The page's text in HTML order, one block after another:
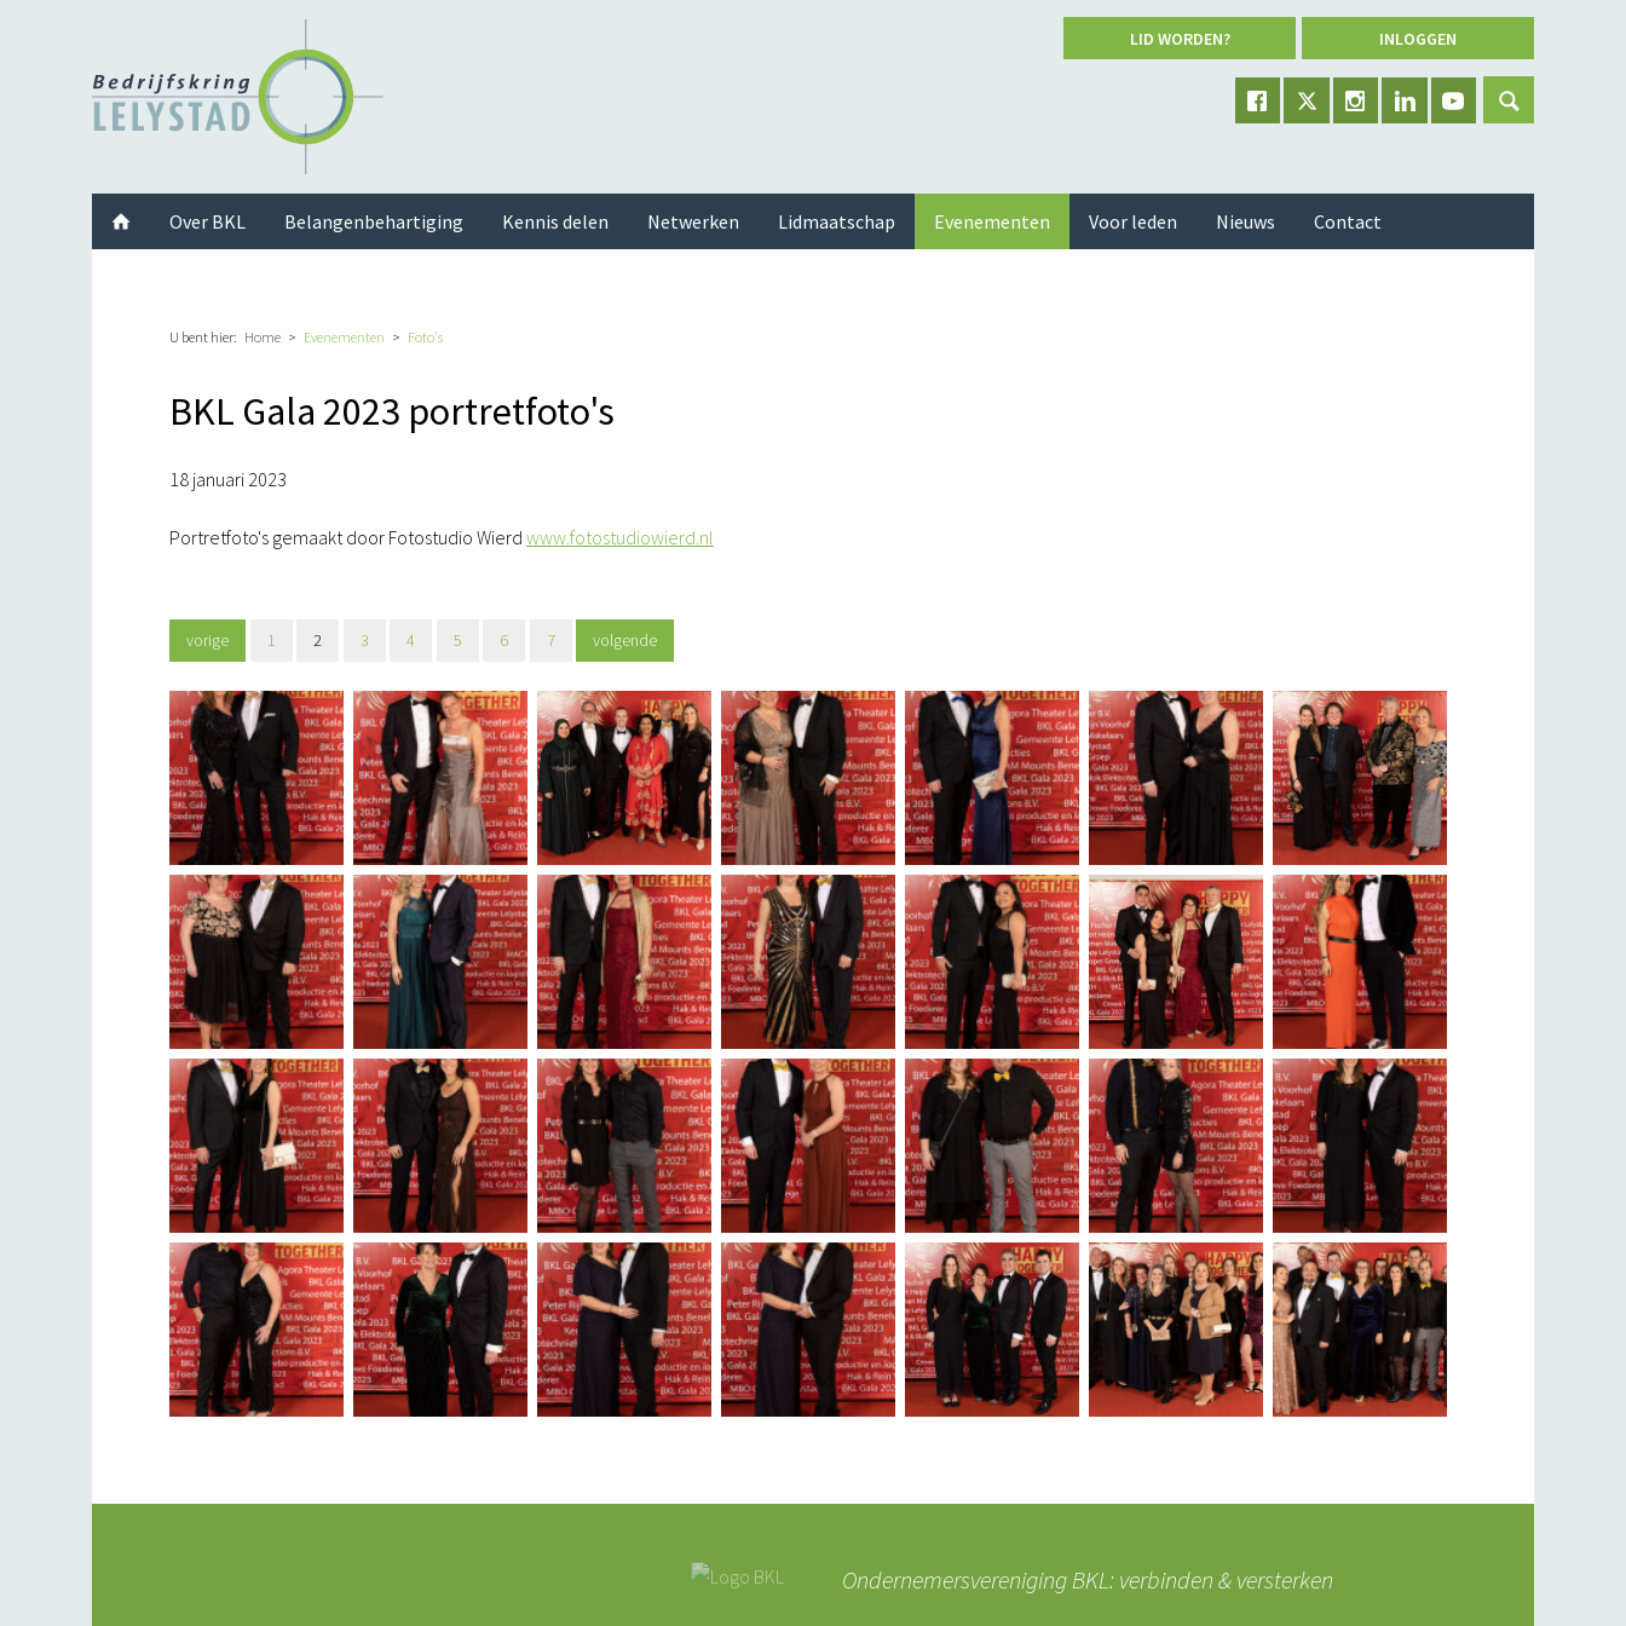
Twitter InstagramLinkedInYoutube
LID WORDEN? INLOGGEN
U bent hier: Home Evenementen Foto's
BKL Gala 2023 portretfoto's
18 januari 2023
Portretfoto's gemaakt door Fotostudio Wierd www.fotostudiowierd.nl
vorige 1 2 3 4 5 6 7 volgende
Ondernemersvereniging BKL: verbinden & versterken
Over BKL Belangenbehartiging Kennis delen Netwerken Lidmaatschap Evenementen Voor leden Nieuws Contact